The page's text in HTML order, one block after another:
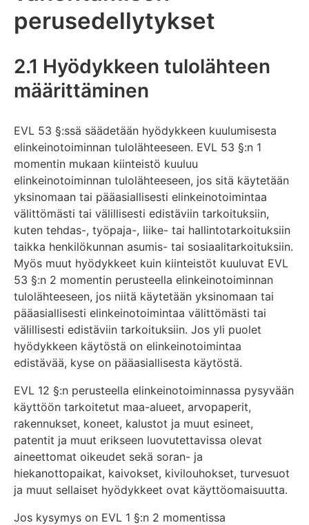
perusedellytykset
2.1 Hyödykkeen tulolähteen
määrittäminen
EVL 53 §:ssä säädetään hyödykkeen kuulumisesta
elinkeinotoiminnan tulolähteeseen. EVL 53 §:n 1
momentin mukaan kiinteistö kuuluu
elinkeinotoiminnan tulolähteeseen, jos sitä käytetään
yksinomaan tai pääasiallisesti elinkeinotoimintaa
välittömästi tai välillisesti edistäviin tarkoituksiin,
kuten tehdas-, työpaja-, liike- tai hallintotarkoituksiin
taikka henkilökunnan asumis- tai sosiaalitarkoituksiin.
Myös muut hyödykkeet kuin kiinteistöt kuuluvat EVL
53 §:n 2 momentin perusteella elinkeinotoiminnan
tulolähteeseen, jos niitä käytetään yksinomaan tai
pääasiallisesti elinkeinotoimintaa välittömästi tai
välillisesti edistäviin tarkoituksiin. Jos yli puolet
hyödykkeen käytöstä on elinkeinotoimintaa
edistävää, kyse on pääasiallisesta käytöstä.
EVL 12 §:n perusteella elinkeinotoiminnassa pysyvään
käyttöön tarkoitetut maa-alueet, arvopaperit,
rakennukset, koneet, kalustot ja muut esineet,
patentit ja muut erikseen luovutettavissa olevat
aineettomat oikeudet sekä soran- ja
hiekanottopaikat, kaivokset, kivilouhokset, turvesuot
ja muut sellaiset hyödykkeet ovat käyttöomaisuutta.
Jos kysymys on EVL 1 §:n 2 momentissa